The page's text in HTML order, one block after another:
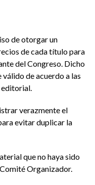
de otorgar un
de cada título para
del Congreso. Dicho
de acuerdo a las
editorial.
verazmente el
evitar duplicar la
que no haya sido
Organizador.